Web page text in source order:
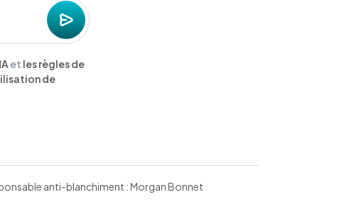
et les règles de
de
anti-blanchiment : Morgan Bonnet